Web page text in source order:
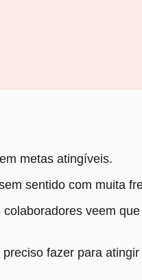
metas atingíveis.
sentido com muita
veem
fazer para